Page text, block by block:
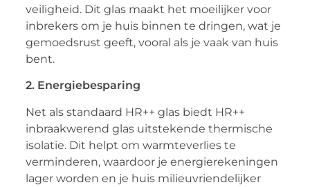
veiligheid. Dit glas maakt het moeilijker voor
inbrekers om je huis binnen te dringen, wat je
gemoedsrust geeft, vooral als je vaak van huis
bent.
2. Energiebesparing
Net als standaard HR++ glas biedt HR++
inbraakwerend glas uitstekende thermische
isolatie. Dit helpt om warmteverlies te
verminderen, waardoor je energierekeningen
lager worden en je huis milieuvriendelijker